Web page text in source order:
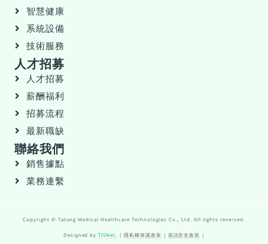
智慧健康
系統設備
技術服務
人才招募
人才招募
薪酬福利
招募流程
最新職缺
聯絡我們
銷售據點
業務連繫
Copyright © Tatung Medical Healthcare Technologies Co., Ltd. All rights reversed.
Designed byTISNet. | 隱私權保護政策 | 資訊安全政策 |